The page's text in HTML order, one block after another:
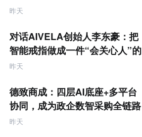
昨天
对话AIVELA创始人李东豪：把
智能戒指做成一件“会关心人”的
饰品
昨天
德致商成：四层AI底座+多平台
协同，成为政企数智采购全链路
服务商
昨天